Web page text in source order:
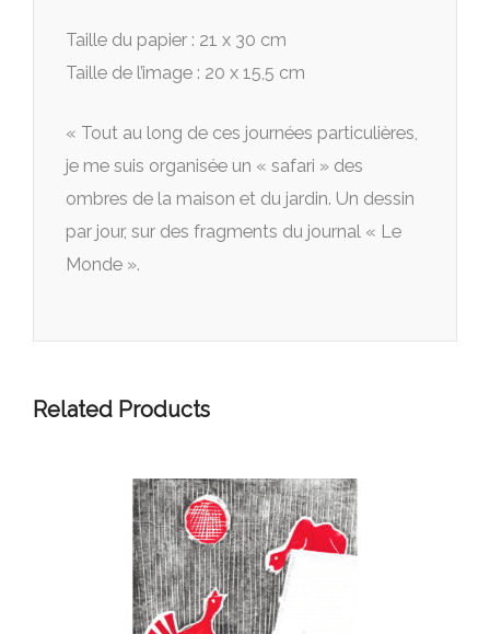
Taille du papier : 21 x 30 cm
Taille de l’image : 20 x 15,5 cm
« Tout au long de ces journées particulières,
je me suis organisée un « safari » des
ombres de la maison et du jardin. Un dessin
par jour, sur des fragments du journal « Le
Monde ».
Related Products